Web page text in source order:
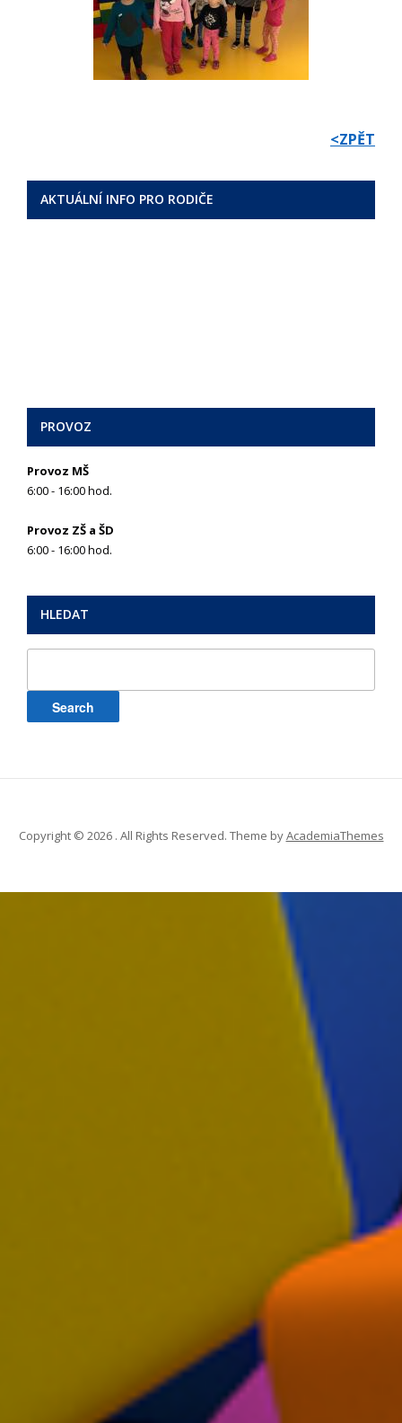
AKTUÁLNÍ INFO PRO RODIČE
PROVOZ
Provoz MŠ
6:00 - 16:00 hod.
Provoz ZŠ a ŠD
6:00 - 16:00 hod.
HLEDAT
<ZPĚT
Copyright © 2026 . All Rights Reserved. Theme byAcademiaThemes